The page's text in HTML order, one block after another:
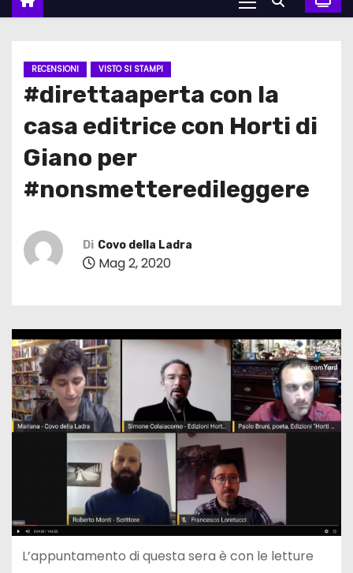
RECENSIONI VISTO SI STAMPI
#direttaaperta con la
casa editrice con Horti di
Giano per
#nonsmetteredileggere
Di Covo della Ladra
Mag 2, 2020
L’appuntamento di questa sera è con le letture